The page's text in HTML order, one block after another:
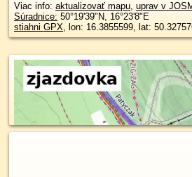
Viac info: aktualizovať mapu, uprav v
Súradnice: 50°19'39"N, 16°23'8"E
stiahni GPX, lon: 16.3855599, lat: